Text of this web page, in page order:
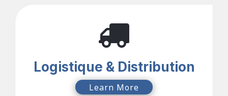
Logistique & Distribution
Learn More